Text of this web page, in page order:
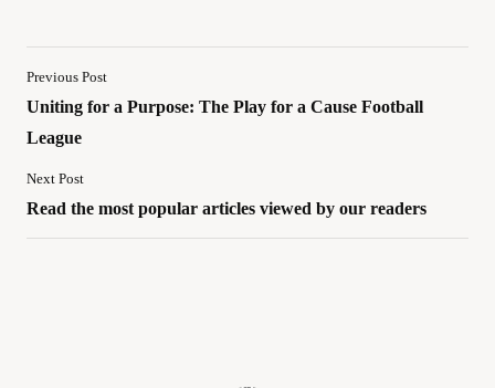
Previous Post
Uniting for a Purpose: The Play for a Cause Football
League
Next Post
Read the most popular articles viewed by our readers